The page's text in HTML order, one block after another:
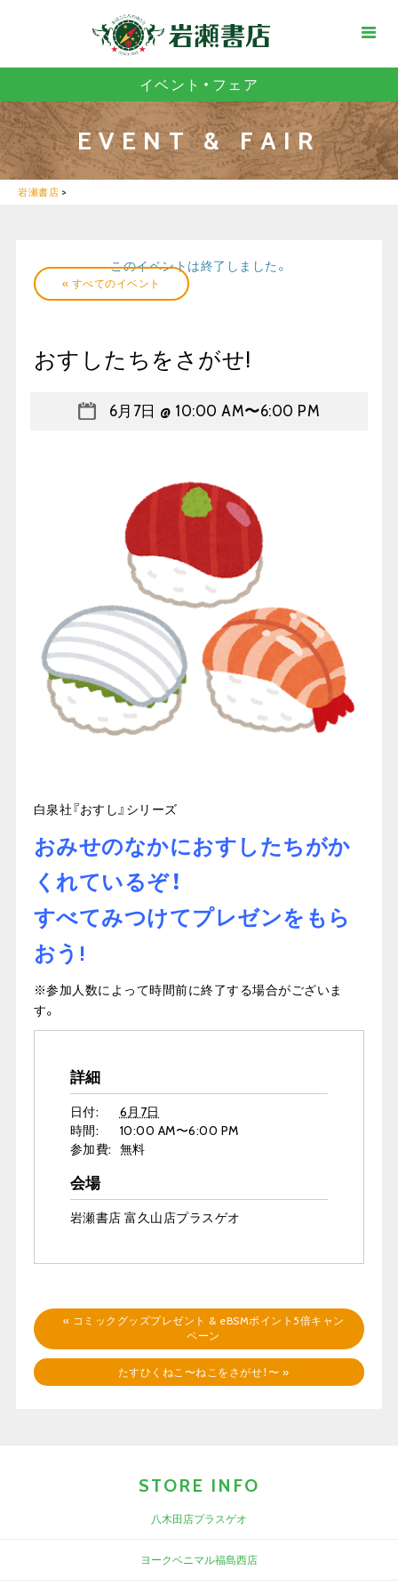
イベント・フェア
EVENT & FAIR
岩瀬書店 >
« すべてのイベント
このイベントは終了しました。
おすしたちをさがせ!
6月7日 @ 10:00 AM〜6:00 PM
白泉社『おすし』シリーズ
おみせのなかにおすしたちがか
くれているぞ！
すべてみつけてプレゼンをもら
おう!
※参加人数によって時間前に終了する場合がございま
す。
詳細
日付:
6月7日
時間:
10:00 AM〜6:00 PM
参加費: 無料
会場
岩瀬書店 富久山店プラスゲオ
« コミックグッズプレゼント & eBSMポイント5倍キャン
ペーン
たすひくねこ〜ねこをさがせ！〜 »
STORE INFO
八木田店プラスゲオ
ヨークベニマル福島西店